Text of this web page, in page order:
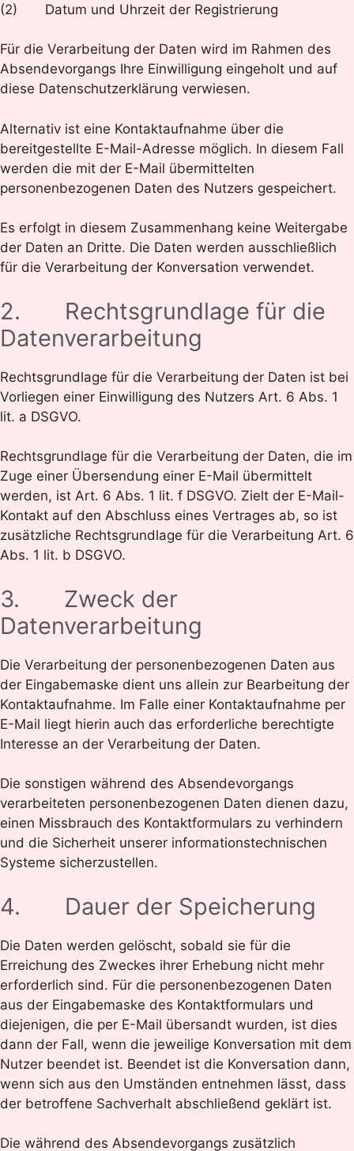
(2) Datum und Uhrzeit der Registrierung
Für die Verarbeitung der Daten wird im Rahmen des
Absendevorgangs Ihre Einwilligung eingeholt und auf
diese Datenschutzerklärung verwiesen.
Alternativ ist eine Kontaktaufnahme über die
bereitgestellte E-Mail-Adresse möglich. In diesem Fall
werden die mit der E-Mail übermittelten
personenbezogenen Daten des Nutzers gespeichert.
Es erfolgt in diesem Zusammenhang keine Weitergabe
der Daten an Dritte. Die Daten werden ausschließlich
für die Verarbeitung der Konversation verwendet.
2. Rechtsgrundlage für die
Datenverarbeitung
Rechtsgrundlage für die Verarbeitung der Daten ist bei
Vorliegen einer Einwilligung des Nutzers Art. 6 Abs. 1
lit. a DSGVO.
Rechtsgrundlage für die Verarbeitung der Daten, die im
Zuge einer Übersendung einer E-Mail übermittelt
werden, ist Art. 6 Abs. 1 lit. f DSGVO. Zielt der E-Mail-
Kontakt auf den Abschluss eines Vertrages ab, so ist
zusätzliche Rechtsgrundlage für die Verarbeitung Art. 6
Abs. 1 lit. b DSGVO.
3. Zweck der
Datenverarbeitung
Die Verarbeitung der personenbezogenen Daten aus
der Eingabemaske dient uns allein zur Bearbeitung der
Kontaktaufnahme. Im Falle einer Kontaktaufnahme per
E-Mail liegt hierin auch das erforderliche berechtigte
Interesse an der Verarbeitung der Daten.
Die sonstigen während des Absendevorgangs
verarbeiteten personenbezogenen Daten dienen dazu,
einen Missbrauch des Kontaktformulars zu verhindern
und die Sicherheit unserer informationstechnischen
Systeme sicherzustellen.
4. Dauer der Speicherung
Die Daten werden gelöscht, sobald sie für die
Erreichung des Zweckes ihrer Erhebung nicht mehr
erforderlich sind. Für die personenbezogenen Daten
aus der Eingabemaske des Kontaktformulars und
diejenigen, die per E-Mail übersandt wurden, ist dies
dann der Fall, wenn die jeweilige Konversation mit dem
Nutzer beendet ist. Beendet ist die Konversation dann,
wenn sich aus den Umständen entnehmen lässt, dass
der betroffene Sachverhalt abschließend geklärt ist.
Die während des Absendevorgangs zusätzlich